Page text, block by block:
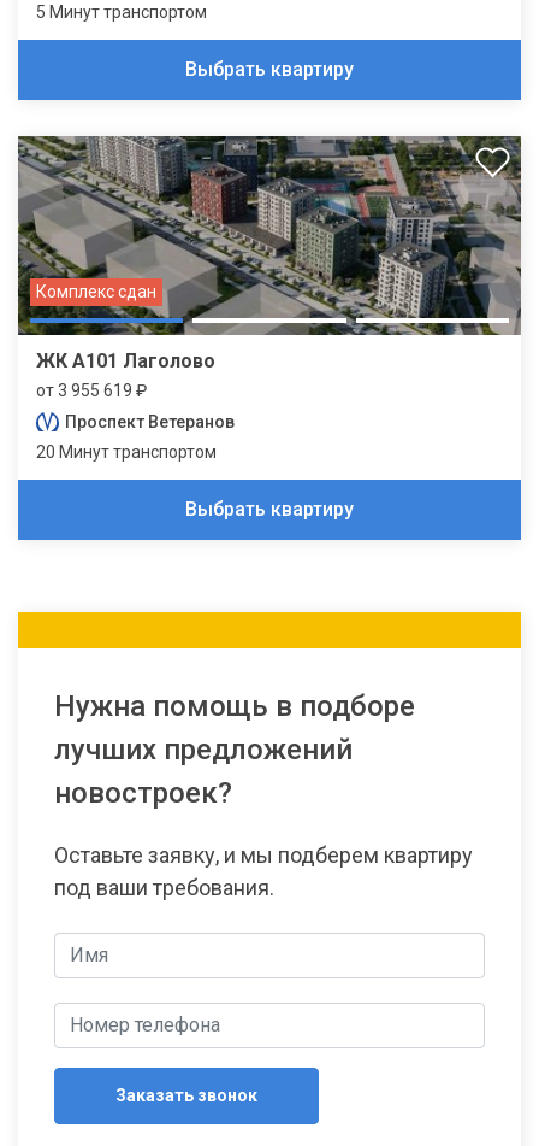
5 Минут транспортом
Выбрать квартиру
Комплекс сдан
ЖК А101 Лаголово
от 3 955 619 ₽
Проспект Ветеранов
20 Минут транспортом
Выбрать квартиру
Нужна помощь в подборе
лучших предложений
новостроек?
Оставьте заявку, и мы подберем квартиру
под ваши требования.
Заказать звонок